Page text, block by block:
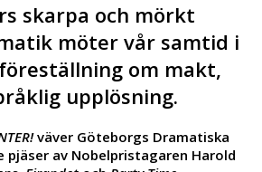
skarpa och mörkt
möter vår samtid i
om makt,
upplösning.
väver Göteborgs Dramatiska
pjäser av Nobelpristagaren Harold